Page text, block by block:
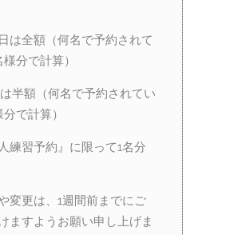
は全額（何名で予約されて
分で計算）
半額（何名で予約されてい
で計算）
練習予約』に限って1名分
変更は、1週間前までにご
ますようお願い申し上げま